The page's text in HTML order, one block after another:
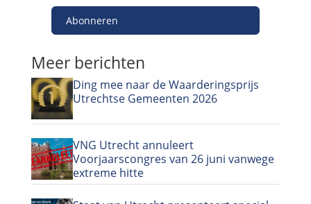
Abonneren
Meer berichten
Ding mee naar de Waarderingsprijs
Utrechtse Gemeenten 2026
VNG Utrecht annuleert
Voorjaarscongres van 26 juni vanwege
extreme hitte